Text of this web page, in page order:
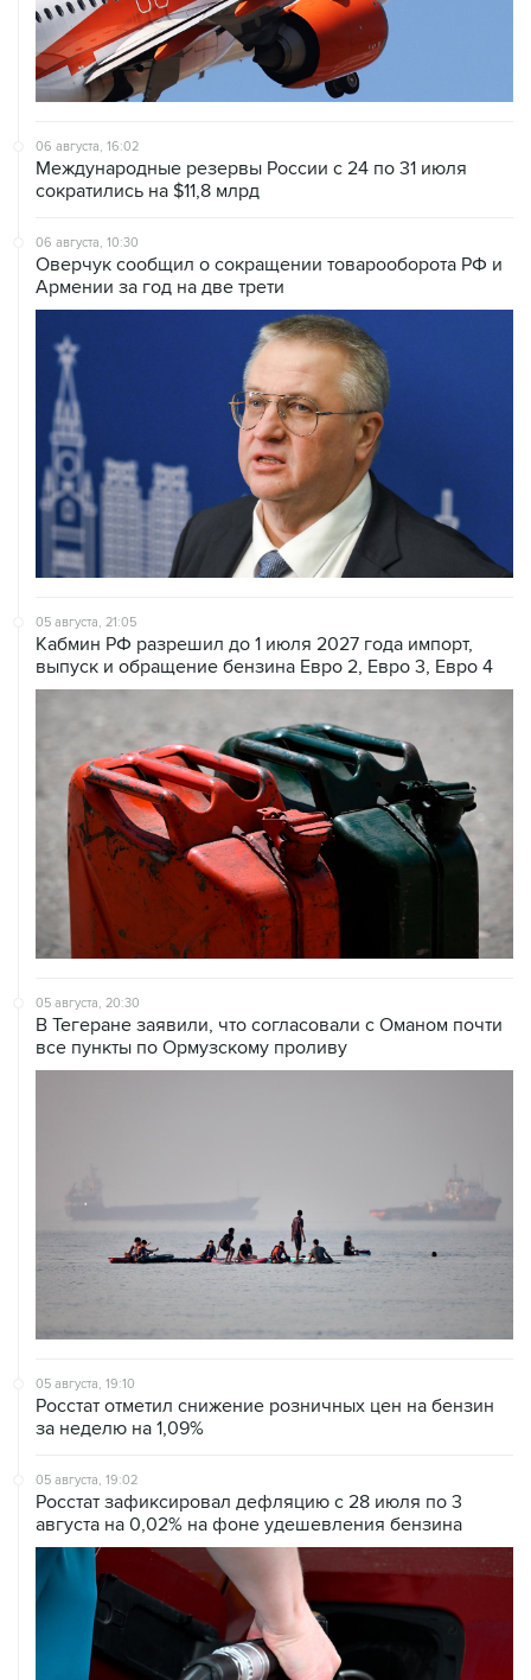
06 августа, 16:02
Международные резервы России с 24 по 31 июля
сократились на $11,8 млрд
06 августа, 10:30
Оверчук сообщил о сокращении товарооборота РФ и
Армении за год на две трети
05 августа, 21:05
Кабмин РФ разрешил до 1 июля 2027 года импорт,
выпуск и обращение бензина Евро 2, Евро 3, Евро 4
05 августа, 20:30
В Тегеране заявили, что согласовали с Оманом почти
все пункты по Ормузскому проливу
05 августа, 19:10
Росстат отметил снижение розничных цен на бензин
за неделю на 1,09%
05 августа, 19:02
Росстат зафиксировал дефляцию с 28 июля по 3
августа на 0,02% на фоне удешевления бензина